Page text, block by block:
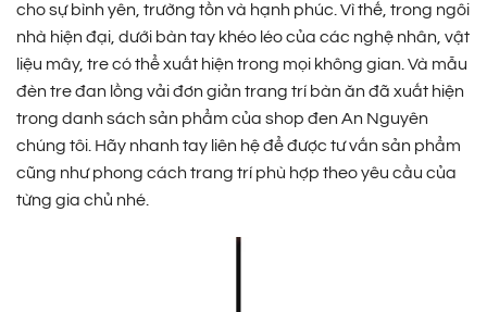
cho sự bình yên, trường tồn và hạnh phúc. Vì thế, trong ngôi
nhà hiện đại, dưới bàn tay khéo léo của các nghệ nhân, vật
liệu mây, tre có thể xuất hiện trong mọi không gian. Và mẫu
đèn tre đan lồng vải đơn giản trang trí bàn ăn đã xuất hiện
trong danh sách sản phẩm của shop đen An Nguyên
chúng tôi. Hãy nhanh tay liên hệ để được tư vấn sản phẩm
cũng như phong cách trang trí phù hợp theo yêu cầu của
từng gia chủ nhé.